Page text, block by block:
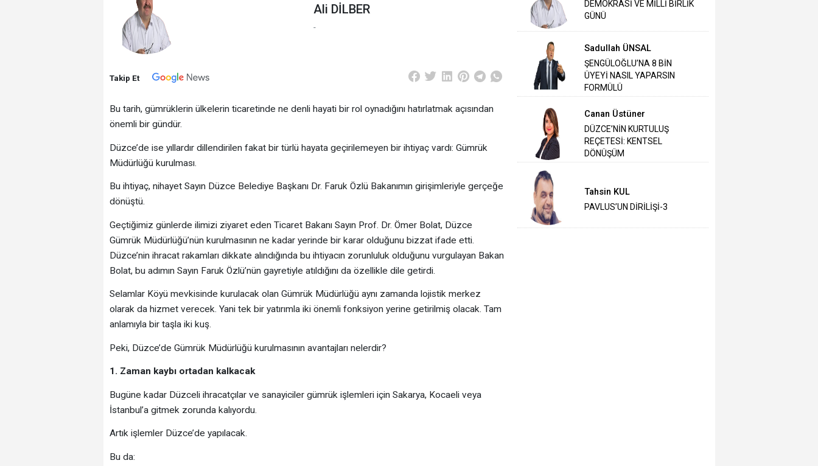
Ali DİLBER
-
Takip Et
Bu tarih, gümrüklerin ülkelerin ticaretinde ne denli hayati bir rol oynadığını hatırlatmak açısından
önemli bir gündür.
Düzce’de ise yıllardır dillendirilen fakat bir türlü hayata geçirilemeyen bir ihtiyaç vardı: Gümrük
Müdürlüğü kurulması.
Bu ihtiyaç, nihayet Sayın Düzce Belediye Başkanı Dr. Faruk Özlü Bakanımın girişimleriyle gerçeğe
dönüştü.
Geçtiğimiz günlerde ilimizi ziyaret eden Ticaret Bakanı Sayın Prof. Dr. Ömer Bolat, Düzce
Gümrük Müdürlüğü’nün kurulmasının ne kadar yerinde bir karar olduğunu bizzat ifade etti.
Düzce’nin ihracat rakamları dikkate alındığında bu ihtiyacın zorunluluk olduğunu vurgulayan Bakan
Bolat, bu adımın Sayın Faruk Özlü’nün gayretiyle atıldığını da özellikle dile getirdi.
Selamlar Köyü mevkisinde kurulacak olan Gümrük Müdürlüğü aynı zamanda lojistik merkez
olarak da hizmet verecek. Yani tek bir yatırımla iki önemli fonksiyon yerine getirilmiş olacak. Tam
anlamıyla bir taşla iki kuş.
Peki, Düzce’de Gümrük Müdürlüğü kurulmasının avantajları nelerdir?
1. Zaman kaybı ortadan kalkacak
Bugüne kadar Düzceli ihracatçılar ve sanayiciler gümrük işlemleri için Sakarya, Kocaeli veya
İstanbul’a gitmek zorunda kalıyordu.
Artık işlemler Düzce’de yapılacak.
Bu da:
DEMOKRASİ VE MİLLİ BİRLİK
GÜNÜ
Sadullah ÜNSAL
ŞENGÜLOĞLU’NA 8 BİN
ÜYEYİ NASIL YAPARSIN
FORMÜLÜ
Canan Üstüner
DÜZCE’NİN KURTULUŞ
REÇETESİ: KENTSEL
DÖNÜŞÜM
Tahsin KUL
PAVLUS’UN DİRİLİŞİ-3